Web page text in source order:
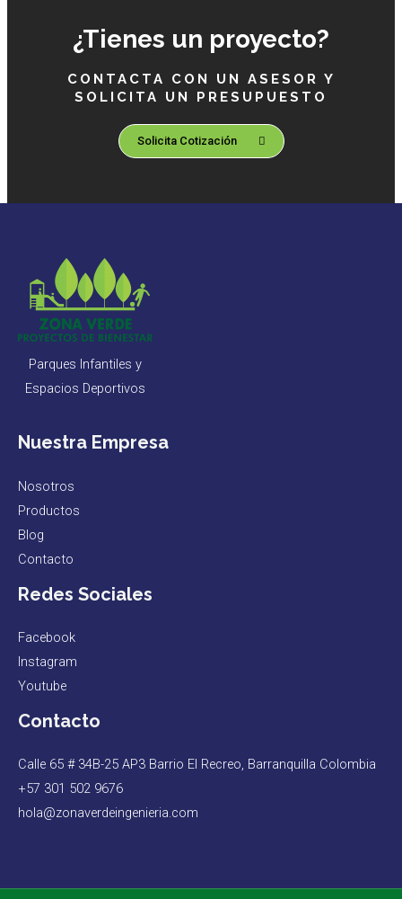
¿Tienes un proyecto?
CONTACTA CON UN ASESOR Y
SOLICITA UN PRESUPUESTO
Solicita Cotización
Parques Infantiles y
Espacios Deportivos
Nuestra Empresa
Nosotros
Productos
Blog
Contacto
Redes Sociales
Facebook
Instagram
Youtube
Contacto
Calle 65 # 34B-25 AP3 Barrio El Recreo, Barranquilla Colombia
+57 301 502 9676
hola@zonaverdeingenieria.com